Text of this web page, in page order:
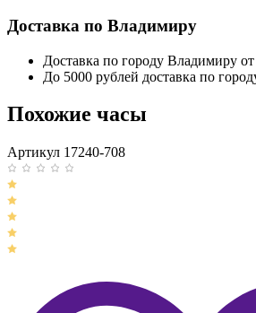
Доставка по Владимиру
Доставка по городу Владимиру
До 5000 рублей доставка по
Похожие часы
Артикул 17240-708